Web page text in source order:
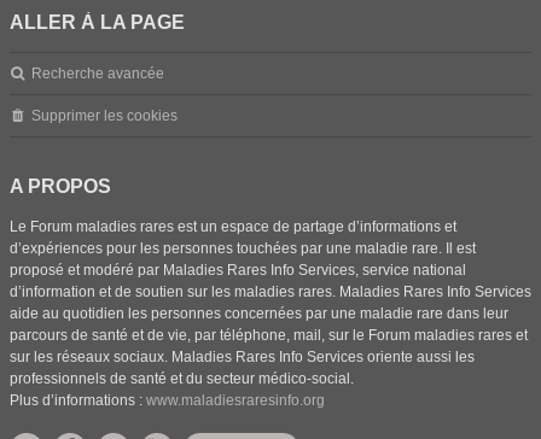
ALLER À LA PAGE
Recherche avancée
Supprimer les cookies
A PROPOS
Le Forum maladies rares est un espace de partage d’informations et
d’expériences pour les personnes touchées par une maladie rare. Il est
proposé et modéré par Maladies Rares Info Services, service national
d’information et de soutien sur les maladies rares. Maladies Rares Info Services
aide au quotidien les personnes concernées par une maladie rare dans leur
parcours de santé et de vie, par téléphone, mail, sur le Forum maladies rares et
sur les réseaux sociaux. Maladies Rares Info Services oriente aussi les
professionnels de santé et du secteur médico-social.
Plus d’informations : www.maladiesraresinfo.org